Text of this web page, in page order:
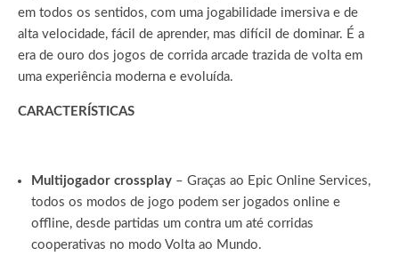
em todos os sentidos, com uma jogabilidade imersiva e de
alta velocidade, fácil de aprender, mas difícil de dominar. É a
era de ouro dos jogos de corrida arcade trazida de volta em
uma experiência moderna e evoluída.
CARACTERÍSTICAS
Multijogador crossplay – Graças ao Epic Online Services,
todos os modos de jogo podem ser jogados online e
offline, desde partidas um contra um até corridas
cooperativas no modo Volta ao Mundo.